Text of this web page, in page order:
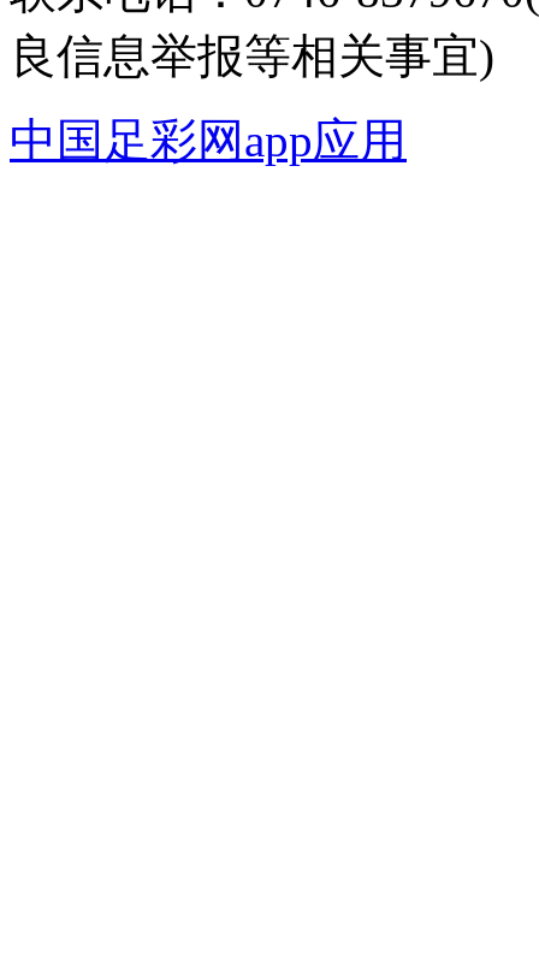
良信息举报等相关事宜)
中国足彩网app应用